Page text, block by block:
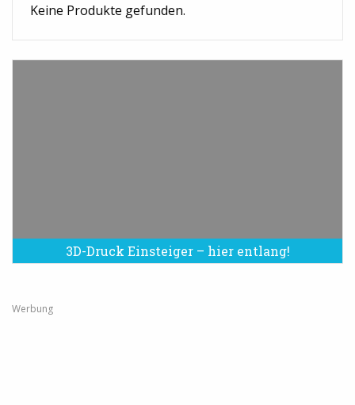
Keine Produkte gefunden.
3D-Druck Einsteiger – hier entlang!
Werbung